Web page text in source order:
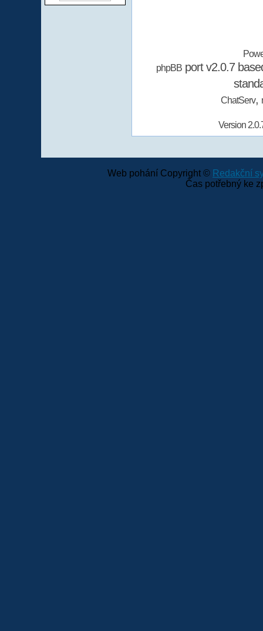
phpBBport v2.0.7
ChatServ,
Version
Web pohání Copyright © Redakční
Čas potřebný ke